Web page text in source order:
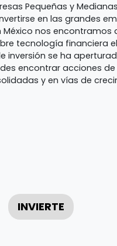
Pequeñas y
en las grandes
México nos
tecnología financiera
inversión se ha
encontrar acciones
y en vías de
INVIERTE